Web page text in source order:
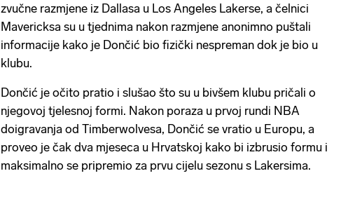
zvučne razmjene iz Dallasa u Los Angeles Lakerse, a čelnici
Mavericksa su u tjednima nakon razmjene anonimno puštali
informacije kako je Dončić bio fizički nespreman dok je bio u
klubu.
Dončić je očito pratio i slušao što su u bivšem klubu pričali o
njegovoj tjelesnoj formi. Nakon poraza u prvoj rundi NBA
doigravanja od Timberwolvesa, Dončić se vratio u Europu, a
proveo je čak dva mjeseca u Hrvatskoj kako bi izbrusio formu i
maksimalno se pripremio za prvu cijelu sezonu s Lakersima.